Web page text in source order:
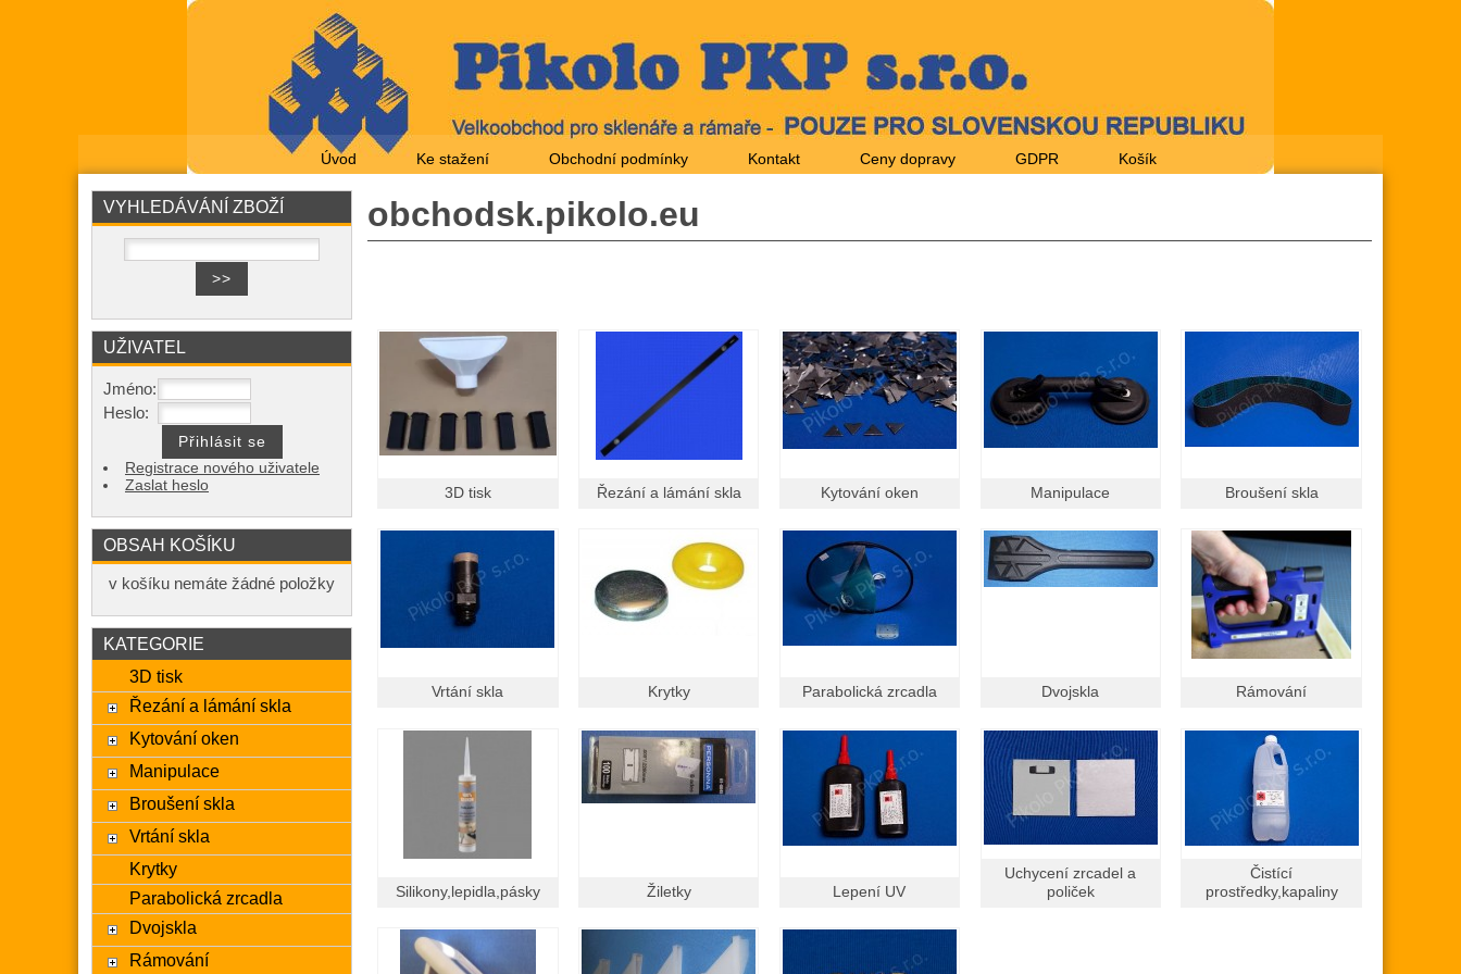
Úvod Ke stažení Obchodní podmínky Kontakt Ceny dopravy GDPR Košík
obchodsk.pikolo.eu
3D tisk Řezání a lámání skla Kytování oken Manipulace Broušení skla
Vrtání skla Krytky Parabolická zrcadla Dvojskla Rámování
Silikony,lepidla,pásky Žiletky Lepení UV
Uchycení zrcadel a
poliček
Čistící
prostředky,kapaliny
VYHLEDÁVÁNÍ ZBOŽÍ
UŽIVATEL
Jméno:
Heslo:
Registrace nového uživatele
Zaslat heslo
OBSAH KOŠÍKU
v košíku nemáte žádné položky
KATEGORIE
3D tisk
Řezání a lámání skla
Kytování oken
Manipulace
Broušení skla
Vrtání skla
Krytky
Parabolická zrcadla
Dvojskla
Rámování